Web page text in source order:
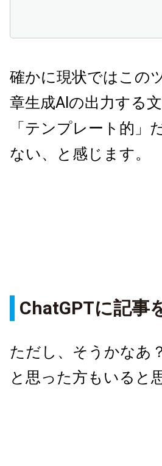
確かに現状ではこの
章生成AIの出力する
「テンプレート的」
ない、と感じます。
ChatGPTに記
ただし、そうかな
と思った方もいると